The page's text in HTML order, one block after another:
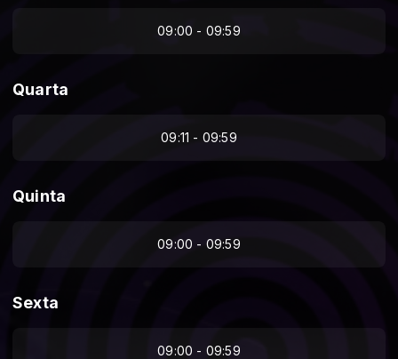
09:00 - 09:59
Quarta
09:11 - 09:59
Quinta
09:00 - 09:59
Sexta
09:00 - 09:59